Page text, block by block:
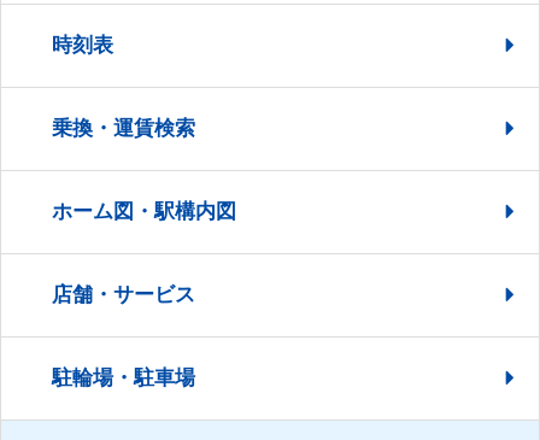
時刻表
乗換・運賃検索
ホーム図・駅構内図
店舗・サービス
駐輪場・駐車場